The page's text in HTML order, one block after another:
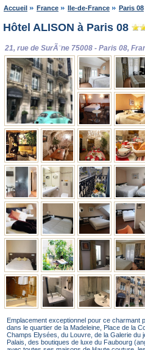
Accueil France Ile-de-France Paris 08
Hôtel ALISON à Paris 08
21, rue de SurÃ¨ne 75008 - Paris 08,
Emplacement exceptionnel pour ce charmant
dans le quartier de la Madeleine, Place de la
Champs Elysées, du Louvre, de la Galerie du
Palais, des boutiques de luxe du Faubourg